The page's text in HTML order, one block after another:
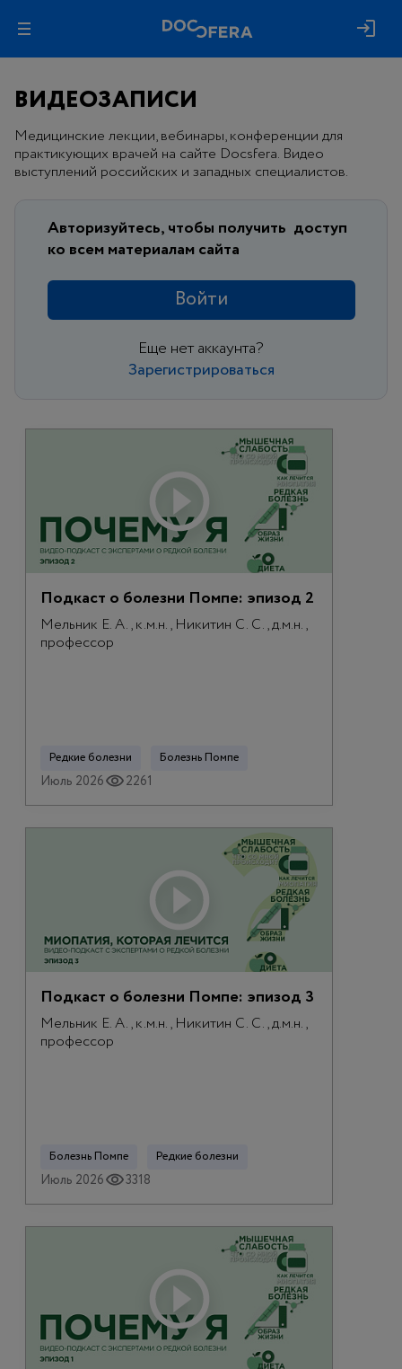
ВИДЕОЗАПИСИ
Медицинские лекции, вебинары, конференции для
практикующих врачей на сайте Docsfera. Видео
выступлений российских и западных специалистов.
Авторизуйтесь, чтобы получить доступ
ко всем материалам сайта
Войти
Еще нет аккаунта?
Зарегистрироваться
Подкаст о болезни Помпе: эпизод 2
Мельник Е. А., к.м.н., Никитин С. С., д.м.н.,
профессор
Редкие болезни Болезнь Помпе
Июль 2026 2261
Подкаст о болезни Помпе: эпизод 3
Мельник Е. А., к.м.н., Никитин С. С., д.м.н.,
профессор
Болезнь Помпе Редкие болезни
Июль 2026 3318